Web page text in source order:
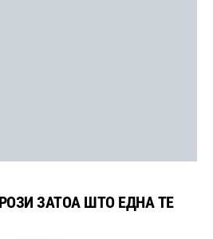
ЗАТОА ШТО ЕДНА ТЕ